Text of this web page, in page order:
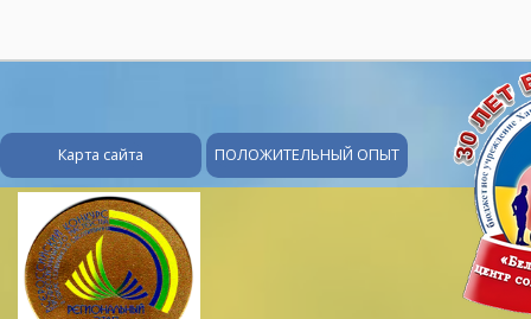
Карта сайта ПОЛОЖИТЕЛЬНЫЙ ОПЫТ